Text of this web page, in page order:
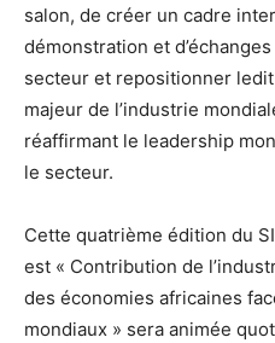
salon, de créer un cadre
démonstration et
secteur et repositionner
majeur de l’industrie
réaffirmant le leadership
le secteur.
Cette quatrième édition du
est « Contribution de
des économies africaines
mondiaux » sera animée